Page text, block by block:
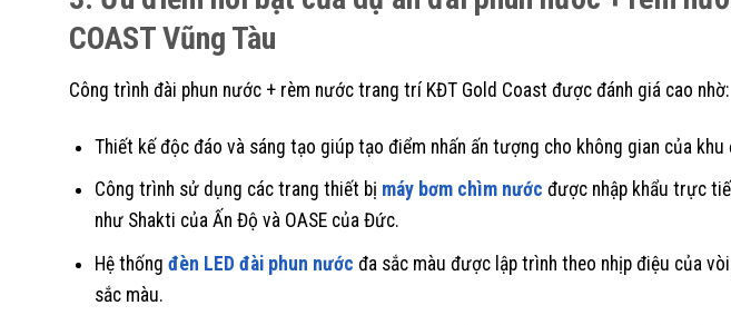
COAST Vũng Tàu
Công trình đài phun nước + rèm nước trang trí KĐT Gold Coast được đánh giá cao nhờ:
Thiết kế độc đáo và sáng tạo giúp tạo điểm nhấn ấn tượng cho không gian của khu
Công trình sử dụng các trang thiết bị máy bơm chìm nước được nhập khẩu trực
như Shakti của Ấn Độ và OASE của Đức.
Hệ thống đèn LED đài phun nước đa sắc màu được lập trình theo nhịp điệu của
sắc màu.